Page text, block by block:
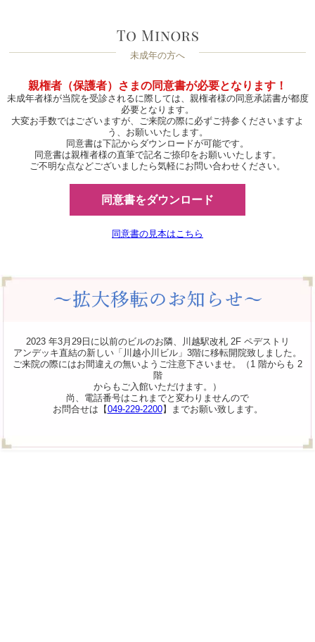
未成年の方へ
親権者（保護者）さまの同意書が必要となります！
未成年者様が当院を受診されるに際しては、親権者様の同意承諾書が都度
必要となります。
大変お手数ではございますが、ご来院の際に必ずご持参くださいますよ
う、お願いいたします。
同意書は下記からダウンロードが可能です。
同意書は親権者様の直筆で記名ご捺印をお願いいたします。
ご不明な点などございましたら気軽にお問い合わせください。
同意書をダウンロード
同意書の見本はこちら
2023 年3月29日に以前のビルのお隣、川越駅改札 2F ペデストリ
アンデッキ直結の新しい「川越小川ビル」3階に移転開院致しました。
ご来院の際にはお間違えの無いようご注意下さいませ。（1 階からも 2
階
からもご入館いただけます。）
尚、電話番号はこれまでと変わりませんので
お問合せは【049-229-2200】までお願い致します。